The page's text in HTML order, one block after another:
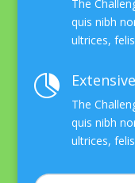
The
quis nibh
ultrices,

The
quis nibh
ultrices,